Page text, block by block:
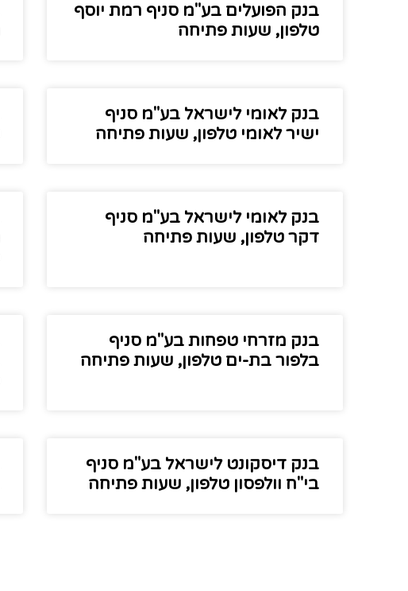
בנק הפועלים בע"מ סניף רמת יוסף
טלפון, שעות פתיחה
בנק לאומי לישראל בע"מ סניף
ישיר לאומי טלפון, שעות פתיחה
בנק לאומי לישראל בע"מ סניף
דקר טלפון, שעות פתיחה
בנק מזרחי טפחות בע"מ סניף
בלפור בת-ים טלפון, שעות פתיחה
בנק דיסקונט לישראל בע"מ סניף
בי"ח וולפסון טלפון, שעות פתיחה